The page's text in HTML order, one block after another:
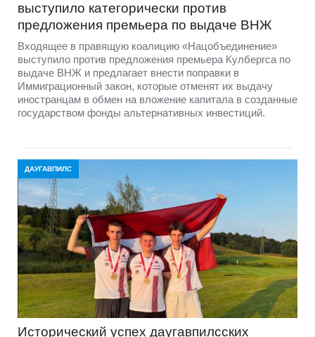
выступило категорически против
предложения премьера по выдаче ВНЖ
Входящее в правящую коалицию «Нацобъединение»
выступило против предложения премьера Кулбергса по
выдаче ВНЖ и предлагает внести поправки в
Иммиграционный закон, которые отменят их выдачу
иностранцам в обмен на вложение капитала в созданные
государством фонды альтернативных инвестиций.
ДАУГАВПИЛС
Исторический успех даугавпилсских